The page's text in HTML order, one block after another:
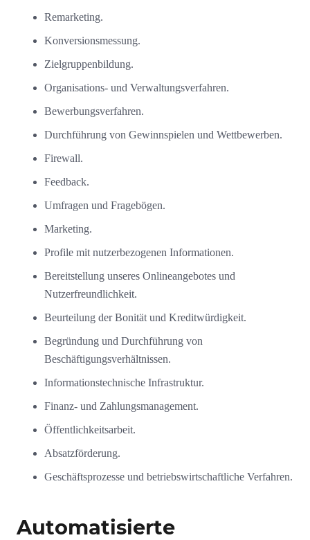
Remarketing.
Konversionsmessung.
Zielgruppenbildung.
Organisations- und Verwaltungsverfahren.
Bewerbungsverfahren.
Durchführung von Gewinnspielen und Wettbewerben.
Firewall.
Feedback.
Umfragen und Fragebögen.
Marketing.
Profile mit nutzerbezogenen Informationen.
Bereitstellung unseres Onlineangebotes und
Nutzerfreundlichkeit.
Beurteilung der Bonität und Kreditwürdigkeit.
Begründung und Durchführung von
Beschäftigungsverhältnissen.
Informationstechnische Infrastruktur.
Finanz- und Zahlungsmanagement.
Öffentlichkeitsarbeit.
Absatzförderung.
Geschäftsprozesse und betriebswirtschaftliche Verfahren.
Automatisierte